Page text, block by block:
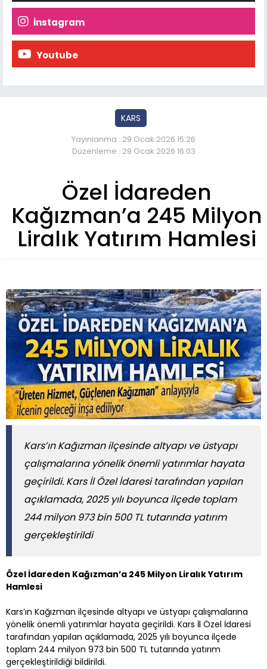
İnstagram
Youtube
KARS
Yayınlanma : 29 Ocak 2026 15:26
Düzenleme : 29 Ocak 2026 16:03
Özel İdareden
Kağızman’a 245 Milyon
Liralık Yatırım Hamlesi
​​​​​​​Kars’ın Kağızman ilçesinde altyapı ve üstyapı
çalışmalarına yönelik önemli yatırımlar hayata
geçirildi. Kars İl Özel İdaresi tarafından yapılan
açıklamada, 2025 yılı boyunca ilçede toplam
244 milyon 973 bin 500 TL tutarında yatırım
gerçekleştirildi
Özel İdareden Kağızman’a 245 Milyon Liralık Yatırım
Hamlesi
Kars’ın Kağızman ilçesinde altyapı ve üstyapı çalışmalarına
yönelik önemli yatırımlar hayata geçirildi. Kars İl Özel İdaresi
tarafından yapılan açıklamada, 2025 yılı boyunca ilçede
toplam 244 milyon 973 bin 500 TL tutarında yatırım
gerçekleştirildiği bildirildi.